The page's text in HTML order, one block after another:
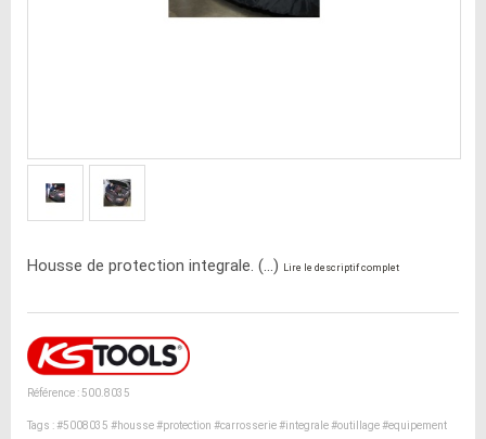
Housse de protection integrale. (...) Lire le descriptif complet
Référence : 500.8035
Tags :#5008035 #housse#protection #carrosserie#integrale#outillage#equipement